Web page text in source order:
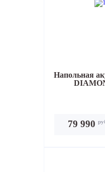
Напольная
79 990